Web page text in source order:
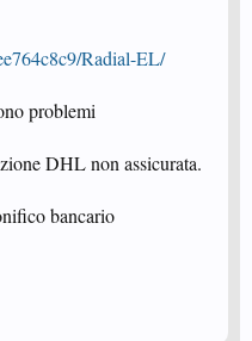
Radial-EL/
problemi
DHL non assicurata.
bancario